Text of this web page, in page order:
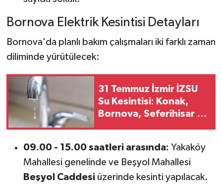
Bornova Elektrik Kesintisi Detayları
Bornova'da planlı bakım çalışmaları iki farklı zaman
diliminde yürütülecek:
31 Temmuz İzmir İZSU
Su Kesintisi: Konak,
Bornova, Seferihisar ve
Kesilecek!
09.00 - 15.00 saatleri arasında: Yakaköy
Mahallesi genelinde ve Beşyol Mahallesi
Beşyol Caddesiüzerinde kesinti yapılacak.